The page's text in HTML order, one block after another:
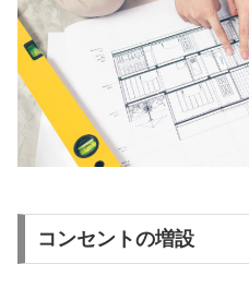
コンセントの増設